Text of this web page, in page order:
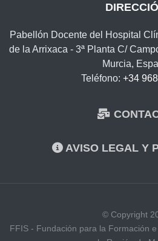
Pabellón Docente del Hospital
de la Arrixaca - 3ª Planta C/
Murcia,
Teléfono: +34
AVISO LEGAL Y
© Copyright
FFIS - Fundación para la Formación